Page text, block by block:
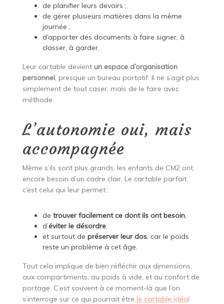
de planifier leurs devoirs ;
de gérer plusieurs matières dans la même
journée ;
d’apporter des documents à faire signer, à
classer, à garder.
Leur cartable devient un espace d’organisation
personnel, presque un bureau portatif. Il ne s’agit plus
simplement de tout caser, mais de le faire avec
méthode.
L’autonomie oui, mais
accompagnée
Même s’ils sont plus grands, les enfants de CM2 ont
encore besoin d’un cadre clair. Le cartable parfait,
c’est celui qui leur permet :
de trouver facilement ce dont ils ont besoin,
d’éviter le désordre,
et surtout de préserver leur dos, car le poids
reste un problème à cet âge.
Tout cela implique de bien réfléchir aux dimensions,
aux compartiments, au poids à vide, et au confort de
portage. C’est souvent à ce moment-là que l’on
s’interroge sur ce qui pourrait être le cartable idéal